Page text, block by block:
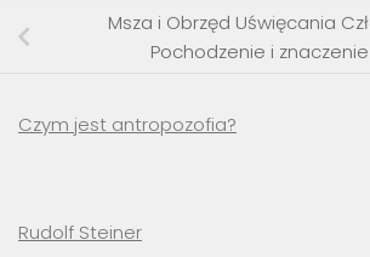
Msza i Obrzęd Uświęcania
Pochodzenie i znaczenie
Czym jest antropozofia?
Rudolf Steiner